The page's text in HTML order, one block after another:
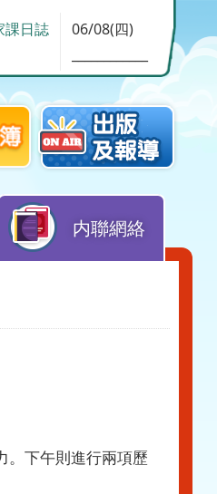
課日誌
06/08(四)
内聯網絡
。下午則進行兩項歷